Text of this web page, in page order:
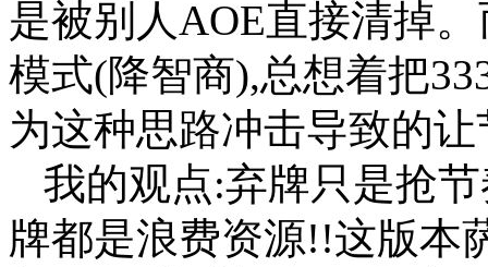
是被别人AOE直接清掉
模式(降智商),总想着把
为这种思路冲击导致的
我的观点:弃牌只是抢
牌都是浪费资源!!这版本